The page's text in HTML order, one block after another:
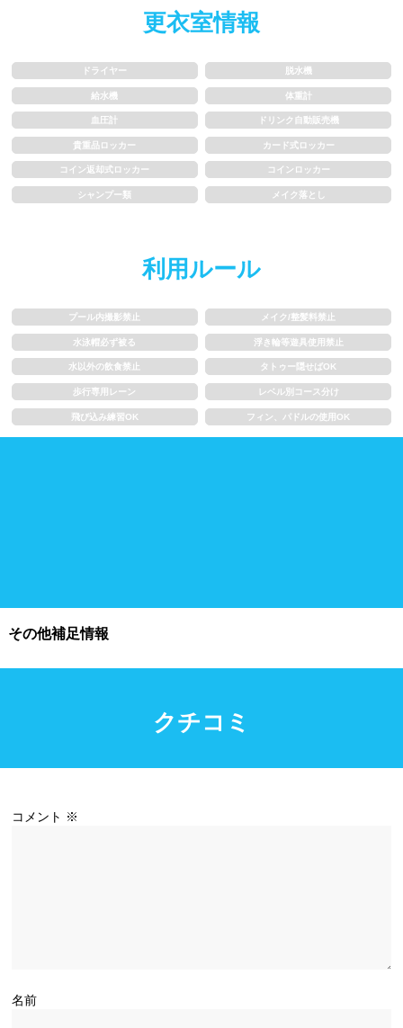
更衣室情報
ドライヤー 脱水機
給水機 体重計
血圧計 ドリンク自動販売機
貴重品ロッカー カード式ロッカー
コイン返却式ロッカー コインロッカー
シャンプー類 メイク落とし
利用ルール
プール内撮影禁止 メイク/整髪料禁止
水泳帽必ず被る 浮き輪等遊具使用禁止
水以外の飲食禁止 タトゥー隠せばOK
歩行専用レーン レベル別コース分け
飛び込み練習OK フィン、パドルの使用OK
その他補足情報
クチコミ
コメント ※
名前
飛び込み練習OK フィン、パドルの使用OK
スクール
子供向け水泳教室 大人向け水泳教室
バスタオル
浮き輪類 水泳帽、ゴーグル
施設利用
プール情報募集中